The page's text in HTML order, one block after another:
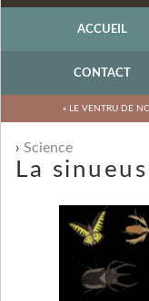
ACCUEIL
CONTACT
« LE VENTRU DE
Science
La